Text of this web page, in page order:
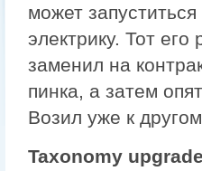
может
электрику. Тот
заменил на
пинка, а затем
Возил уже к
Taxonomy